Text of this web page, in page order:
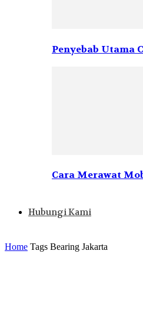
Penyebab Utama
Cara Merawat
Hubungi Kami
Home Tags Bearing Jakarta